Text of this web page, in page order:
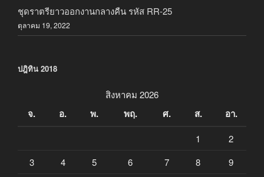
ชุดราตรียาวออกงานกลางคืน รหัส RR-25
ตุลาคม 19, 2022
ปฎิทิน 2018
สิงหาคม 2026
จ. อ. พ. พฤ. ศ. ส. อา.
1
2
3
4 5 6 7 8 9